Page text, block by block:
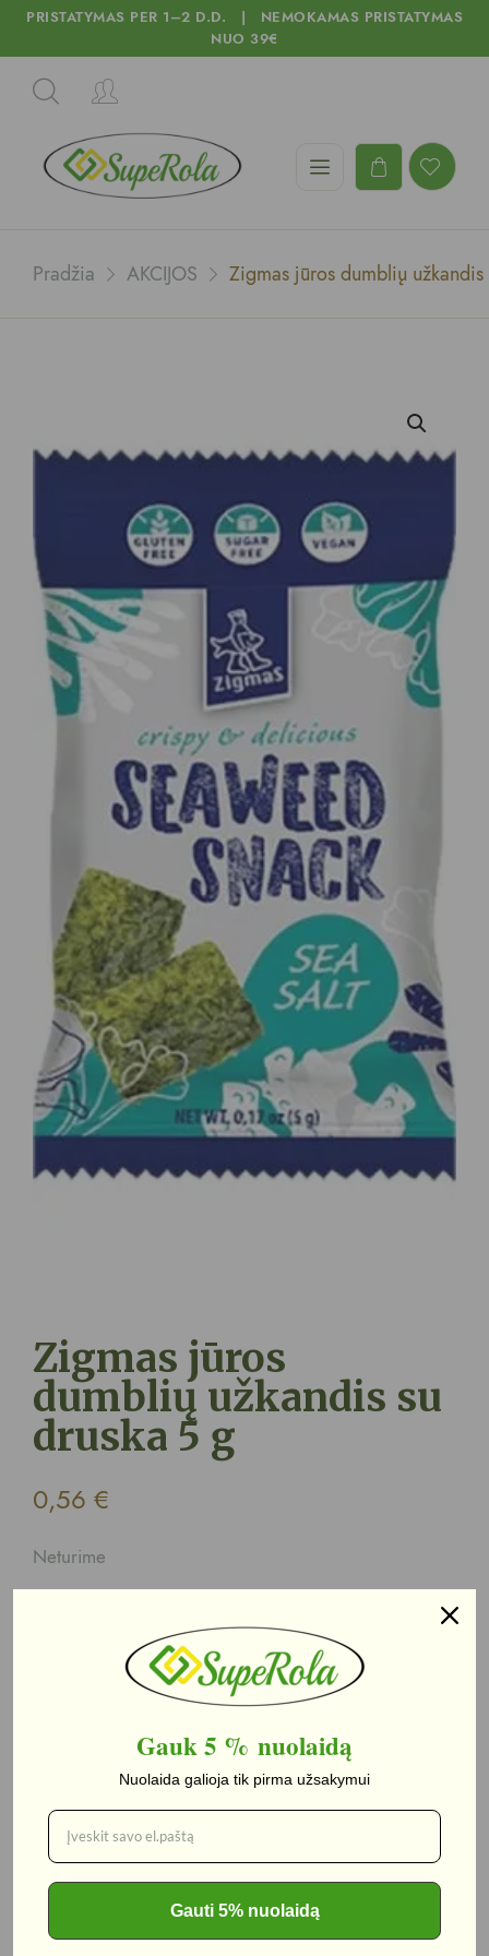
PRISTATYMAS PER 1–2 D.D. | NEMOKAMAS PRISTATYMAS
NUO 39€
Pradžia AKCIJOS Zigmas jūros dumblių
Zigmas jūros
dumblių užkandis su
druska 5 g
0,56 €
Neturime
Kategorija:AKCIJOS
Aprašymas
Aprašymas
Zigmas jūros dumblių užkandis su druska 5 g
Gauk 5 % nuolaidą
Nuolaida galioja tik pirma užsakymui
Gauti 5% nuolaidą